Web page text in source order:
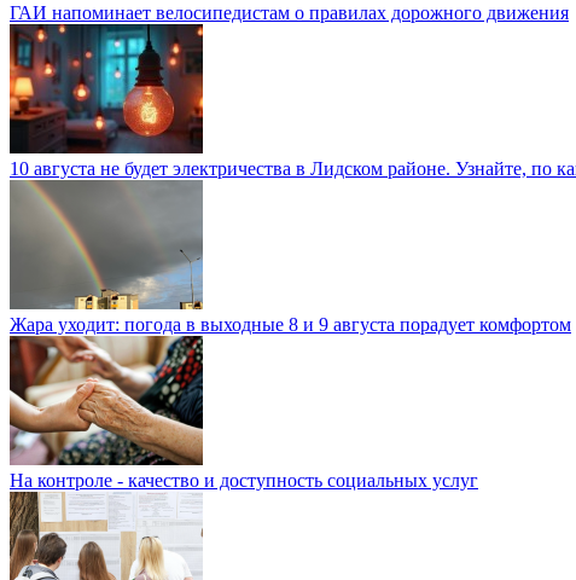
ГАИ напоминает велосипедистам о правилах дорожного движения
10 августа не будет электричества в Лидском районе. Узнайте, по
Жара уходит: погода в выходные 8 и 9 августа порадует комфортом
На контроле - качество и доступность социальных услуг